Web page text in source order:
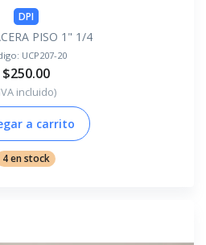
DPI
PISO 1" 1/4
UCP207-20
$250.00
incluido)
a carrito
4 en stock